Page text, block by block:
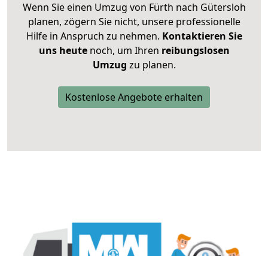
Wenn Sie einen Umzug von Fürth nach Gütersloh
planen, zögern Sie nicht, unsere professionelle
Hilfe in Anspruch zu nehmen. Kontaktieren Sie
uns heutenoch, um Ihren reibungslosen
Umzug zu planen.
Kostenlose Angebote erhalten